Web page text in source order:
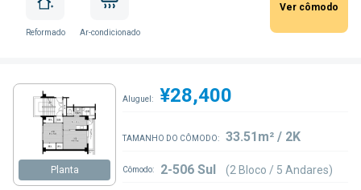
Reformado Ar-condicionado
Ver cômodo
Planta
Aluguel: ¥28,400
TAMANHO DO CÔMODO: 33.51m² / 2K
Cômodo: 2-506 Sul (2 Bloco / 5 Andares)